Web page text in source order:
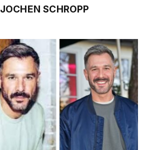
JOCHEN SCHROPP